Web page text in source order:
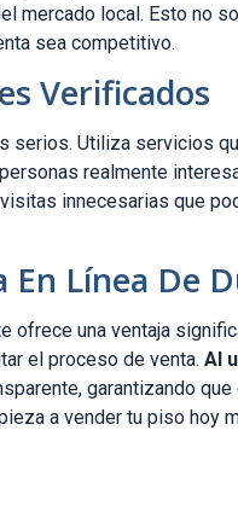
mercado local. Esto no
sea competitivo.
Verificados
serios. Utiliza servicios
realmente
innecesarias que
Línea De
ofrece una ventaja
el proceso de venta. Al
garantizando
a vender tu piso hoy